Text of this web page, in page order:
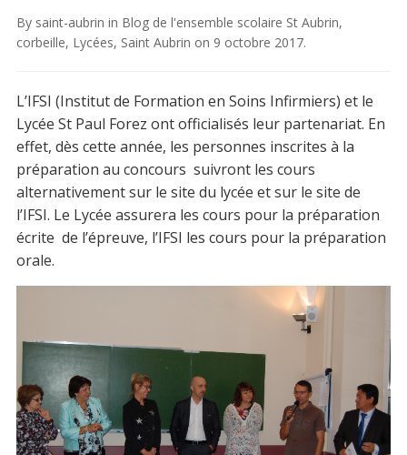
By saint-aubrin in Blog de l'ensemble scolaire St Aubrin,
corbeille, Lycées, Saint Aubrin on 9 octobre 2017.
L’IFSI (Institut de Formation en Soins Infirmiers) et le
Lycée St Paul Forez ont officialisés leur partenariat. En
effet, dès cette année, les personnes inscrites à la
préparation au concours suivront les cours
alternativement sur le site du lycée et sur le site de
l’IFSI. Le Lycée assurera les cours pour la préparation
écrite de l’épreuve, l’IFSI les cours pour la préparation
orale.